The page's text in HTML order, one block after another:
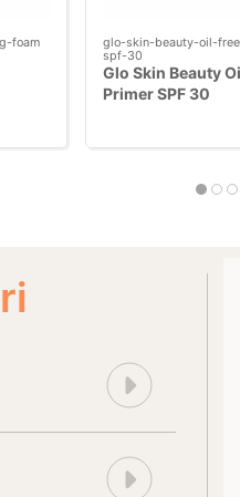
foam
glo-skin-beauty-oil-
spf-30
Glo Skin Beauty
Primer SPF 30